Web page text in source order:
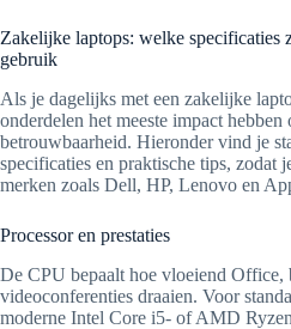
Zakelijke laptops: welke
gebruik
Als je dagelijks met een zakelijke
onderdelen het meeste impact
betrouwbaarheid. Hieronder vind je
specificaties en praktische tips, zodat
merken zoals Dell, HP, Lenovo en
Processor en prestaties
De CPU bepaalt hoe vloeiend Office,
videoconferenties draaien. Voor
moderne Intel Core i5- of AMD